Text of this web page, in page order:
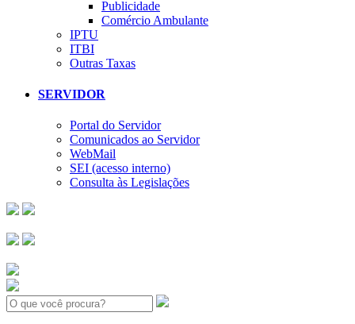
Publicidade
Comércio Ambulante
IPTU
ITBI
Outras Taxas
SERVIDOR
Portal do Servidor
Comunicados ao Servidor
WebMail
SEI (acesso interno)
Consulta às Legislações
Search: